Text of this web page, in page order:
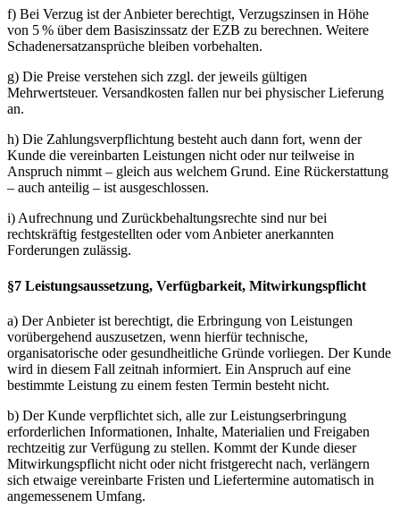
f) Bei Verzug ist der Anbieter berechtigt, Verzugszinsen in Höhe
von 5 % über dem Basiszinssatz der EZB zu berechnen. Weitere
Schadenersatzansprüche bleiben vorbehalten.
g) Die Preise verstehen sich zzgl. der jeweils gültigen
Mehrwertsteuer. Versandkosten fallen nur bei physischer Lieferung
an.
h) Die Zahlungsverpflichtung besteht auch dann fort, wenn der
Kunde die vereinbarten Leistungen nicht oder nur teilweise in
Anspruch nimmt – gleich aus welchem Grund. Eine Rückerstattung
– auch anteilig – ist ausgeschlossen.
i) Aufrechnung und Zurückbehaltungsrechte sind nur bei
rechtskräftig festgestellten oder vom Anbieter anerkannten
Forderungen zulässig.
§7 Leistungsaussetzung, Verfügbarkeit, Mitwirkungspflicht
a) Der Anbieter ist berechtigt, die Erbringung von Leistungen
vorübergehend auszusetzen, wenn hierfür technische,
organisatorische oder gesundheitliche Gründe vorliegen. Der Kunde
wird in diesem Fall zeitnah informiert. Ein Anspruch auf eine
bestimmte Leistung zu einem festen Termin besteht nicht.
b) Der Kunde verpflichtet sich, alle zur Leistungserbringung
erforderlichen Informationen, Inhalte, Materialien und Freigaben
rechtzeitig zur Verfügung zu stellen. Kommt der Kunde dieser
Mitwirkungspflicht nicht oder nicht fristgerecht nach, verlängern
sich etwaige vereinbarte Fristen und Liefertermine automatisch in
angemessenem Umfang.